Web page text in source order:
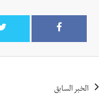
الخبر السابق